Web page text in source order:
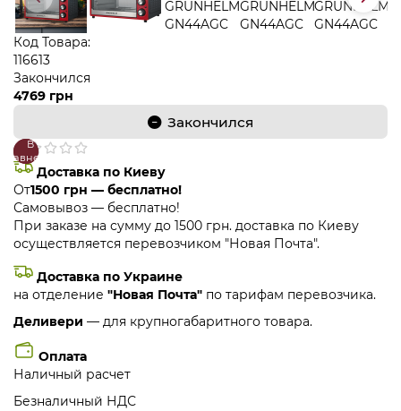
Код Товара:
116613
Закончился
4769 грн
Закончился
В
закладки
В
сравнение
Доставка по Киеву
От1500 грн — бесплатно!
Самовывоз — бесплатно!
При заказе на сумму до 1500 грн. доставка по Киеву
осуществляется перевозчиком "Новая Почта".
Доставка по Украине
на отделение "Новая Почта" по тарифам перевозчика.
Деливери — для крупногабаритного товара.
Оплата
Наличный расчет
Безналичный НДС